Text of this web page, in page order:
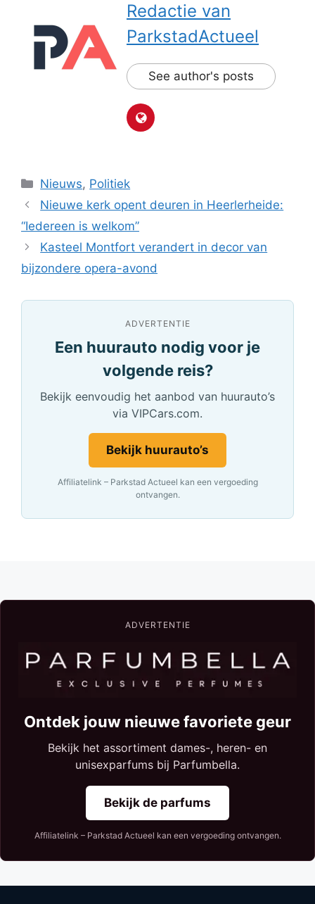
Redactie van
ParkstadActueel
See author's posts
Categorieën
Nieuws, Politiek
Nieuwe kerk opent deuren in Heerlerheide:
“Iedereen is welkom”
Kasteel Montfort verandert in decor van
bijzondere opera-avond
ADVERTENTIE
Een huurauto nodig voor je
volgende reis?
Bekijk eenvoudig het aanbod van huurauto’s
via VIPCars.com.
Bekijk huurauto’s
Affiliatelink – Parkstad Actueel kan een vergoeding
ontvangen.
ADVERTENTIE
Ontdek jouw nieuwe favoriete geur
Bekijk het assortiment dames-, heren- en
unisexparfums bij Parfumbella.
Bekijk de parfums
Affiliatelink – Parkstad Actueel kan een vergoeding ontvangen.